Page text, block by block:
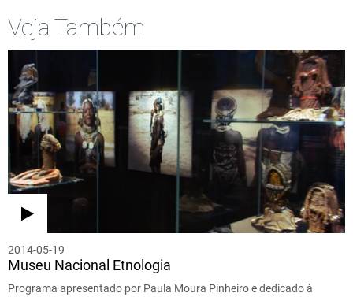
Veja Também
2014-05-19
Museu Nacional Etnologia
Programa apresentado por Paula Moura Pinheiro e dedicado à